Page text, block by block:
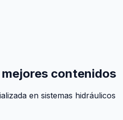
contenidos
en sistemas hidráulicos